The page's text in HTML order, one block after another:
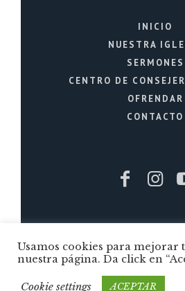
INICIO
NUESTRA
SERMONES
CENTRO DE
OFRENDAR
Iglesia Cristiana La
los Derechos Reservados /
Usamos cookies para mejorar
nuestra página. Da click en
Cookie settings ACEPTAR